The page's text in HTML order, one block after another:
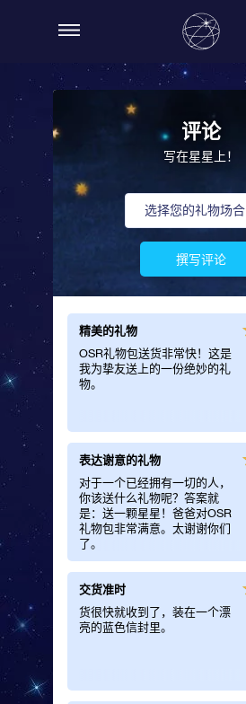
评论
写在星星上！
选择您的礼物场合
撰写评论
物
精美的礼物
OSR礼物包送货非常快！这是
我为挚友送上的一份绝妙的礼
物。
表达谢意的礼物
对于一个已经拥有一切的人，
你该送什么礼物呢？答案就
是：送一颗星星！爸爸对OSR
礼物包非常满意。太谢谢你们
了。
交货准时
货很快就收到了，装在一个漂
亮的蓝色信封里。